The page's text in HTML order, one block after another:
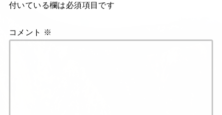
付いている欄は必須項目です
コメント ※